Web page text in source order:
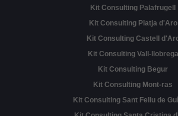
Kit Consulting Palafrugell
Kit Consulting Platja d'Aro
Kit Consulting Castell
Kit Consulting Vall-llobrega
Kit Consulting Begur
Kit Consulting Mont-ras
Kit Consulting Sant Feliu de